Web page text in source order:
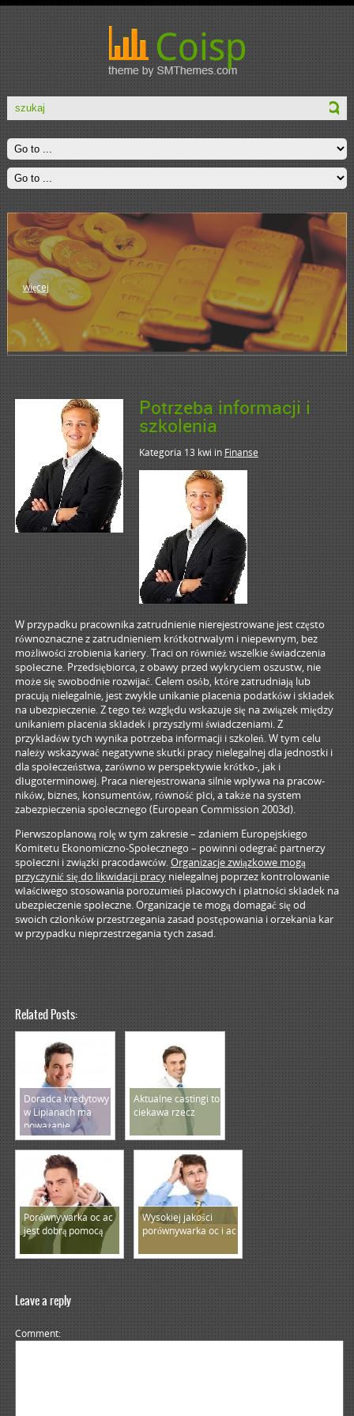
więcej
Potrzeba informacji i
szkolenia
Kategoria 13 kwiin Finanse
W przypadku pracownika zatrudnienie nierejestrowane jest często
równoznaczne z zatrudnieniem krótkotrwałym i niepewnym, bez
możliwości zrobienia kariery. Traci on również wszelkie świadczenia
społeczne. Przedsiębiorca, z obawy przed wykryciem oszustw, nie
może się swobodnie rozwijać. Celem osób, które zatrudniają lub
pracują nielegalnie, jest zwykle unikanie płacenia podatków i składek
na ubezpieczenie. Z tego też względu wskazuje się na związek między
unikaniem płacenia składek i przyszłymi świadczeniami. Z
przykładów tych wynika potrzeba informacji i szkoleń. W tym celu
należy wskazywać negatywne skutki pracy nielegalnej dla jednostki i
dla społeczeństwa, zarówno w perspektywie krótko-, jak i
długoterminowej. Praca nierejestrowana silnie wpływa na pracow-
ników, biznes, konsumentów, równość płci, a także na system
zabezpieczenia społecznego (European Commission 2003d).
Pierwszoplanową rolę w tym zakresie – zdaniem Europejskiego
Komitetu Ekonomiczno-Społecznego – powinni odegrać partnerzy
społeczni i związki pracodawców.Organizacje związkowe mogą
przyczynić się do likwidacji pracynielegalnej poprzez kontrolowanie
właściwego stosowania porozumień płacowych i płatności składek na
ubezpieczenie społeczne. Organizacje te mogą domagać się od
swoich członków przestrzegania zasad postępowania i orzekania kar
w przypadku nieprzestrzegania tych zasad.
Related Posts:
Doradca kredytowy
w Lipianach ma
poważanie
Aktualne castingi to
ciekawa rzecz
Porównywarka oc ac
jest dobrą pomocą
Wysokiej jakości
porównywarka oc i ac
Leave a reply
Comment